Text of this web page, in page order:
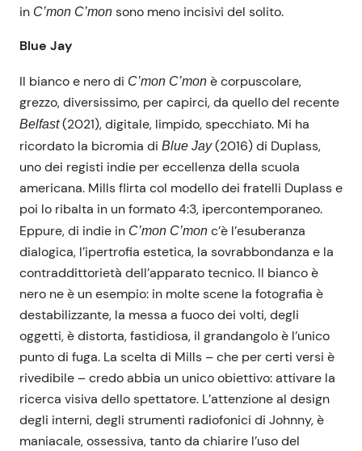
in C’mon C’mon sono meno incisivi del solito.
Blue Jay
Il bianco e nero di C’mon C’mon è corpuscolare,
grezzo, diversissimo, per capirci, da quello del recente
Belfast(2021), digitale, limpido, specchiato. Mi ha
ricordato la bicromia di Blue Jay(2016) di Duplass,
uno dei registi indie per eccellenza della scuola
americana. Mills flirta col modello dei fratelli Duplass e
poi lo ribalta in un formato 4:3, ipercontemporaneo.
Eppure, di indie in C’mon C’mon c’è l’esuberanza
dialogica, l’ipertrofia estetica, la sovrabbondanza e la
contraddittorietà dell’apparato tecnico. Il bianco è
nero ne è un esempio: in molte scene la fotografia è
destabilizzante, la messa a fuoco dei volti, degli
oggetti, è distorta, fastidiosa, il grandangolo è l’unico
punto di fuga. La scelta di Mills – che per certi versi è
rivedibile – credo abbia un unico obiettivo: attivare la
ricerca visiva dello spettatore. L’attenzione al design
degli interni, degli strumenti radiofonici di Johnny, è
maniacale, ossessiva, tanto da chiarire l’uso del